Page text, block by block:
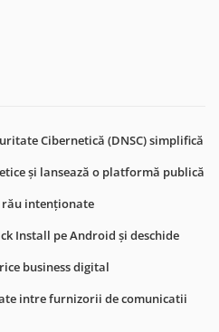
Cibernetică (DNSC) simplifică
și lansează o platformă publică
intenționate
Install pe Android și deschide
business digital
intre furnizorii de comunicatii